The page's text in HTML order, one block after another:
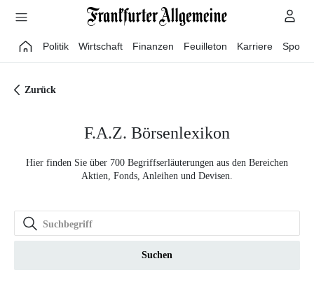
Direkt zum Hauptinhalt
Politik Wirtschaft Finanzen Feuilleton Karriere Sport
Zurück
F.A.Z. Börsenlexikon
Hier finden Sie über 700 Begriffserläuterungen aus den Bereichen
Aktien, Fonds, Anleihen und Devisen.
Suchen